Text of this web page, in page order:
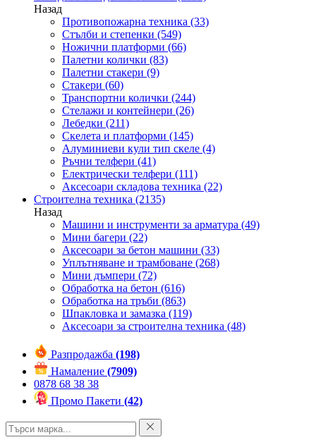
Назад
Противопожарна техника (33)
Стълби и степенки (549)
Ножични платформи (66)
Палетни колички (83)
Палетни стакери (9)
Стакери (60)
Транспортни колички (244)
Стелажи и контейнери (26)
Лебедки (211)
Скелета и платформи (145)
Алуминиеви кули тип скеле (4)
Ръчни телфери (41)
Електрически телфери (111)
Аксесоари складова техника (22)
Строителна техника (2135)
Назад
Машини и инструменти за арматура (49)
Мини багери (22)
Аксесоари за бетон машини (33)
Уплътняване и трамбоване (268)
Мини дъмпери (72)
Обработка на бетон (616)
Обработка на тръби (863)
Шпакловка и замазка (119)
Аксесоари за строителна техника (48)
Разпродажба (198)
Намаление (7909)
0878 68 38 38
Промо Пакети (42)